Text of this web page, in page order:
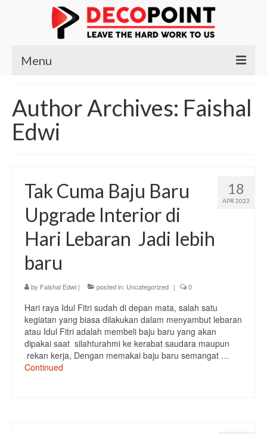
Menu
Produk
Kursi
Meja Belajar
Meja Makan
Meja Nakas
Meja Tamu
Meja TV
Lampu
lampu Dinding
Author Archives: Faishal
Edwi
18
APR 2023
Tak Cuma Baju Baru
Upgrade Interior di
Hari Lebaran Jadi lebih
baru
by Faishal Edwi | posted in: Uncategorized | 0
Hari raya Idul Fitri sudah di depan mata, salah satu
kegiatan yang biasa dilakukan dalam menyambut lebaran
atau Idul Fitri adalah membeli baju baru yang akan
dipakai saat silahturahmi ke kerabat saudara maupun
rekan kerja, Dengan memakai baju baru semangat …
Continued